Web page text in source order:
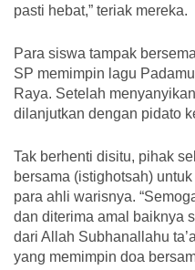
pasti hebat,” teriak mereka.
Para siswa tampak
SP memimpin lagu
Raya. Setelah
dilanjutkan dengan pidato
Tak berhenti disitu, pihak
bersama (istighotsah)
para ahli warisnya.
dan diterima amal baiknya
dari Allah Subhanallahu
yang memimpin doa